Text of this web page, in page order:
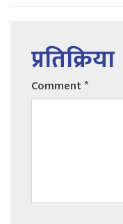
प्रतिक्रिया
Comment*